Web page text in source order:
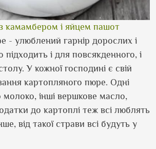
камамбером і яйцем пашот
- улюблений гарнір дорослих і
підходить і для повсякденного, і
У кожної господині є свій
картопляного пюре. Одні
інші вершкове масло,
до картоплі теж всі люблять
від такої страви всі будуть у